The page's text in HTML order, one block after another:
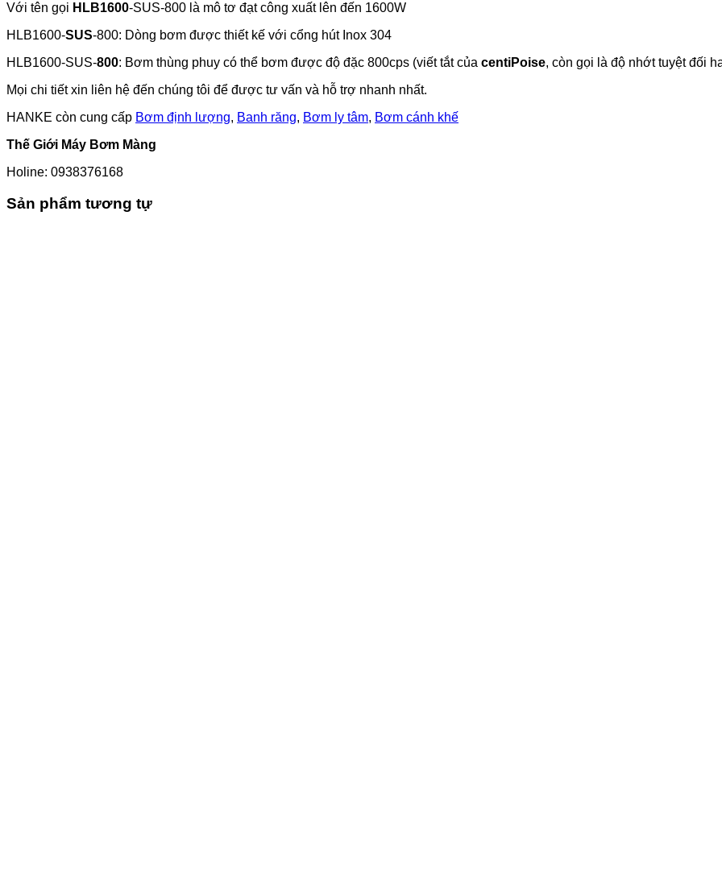
Với tên gọi HLB1600-SUS-800 là mô tơ đạt công xuất lên đến 1600W
HLB1600-SUS-800: Dòng bơm được thiết kế với cổng hút Inox 304
HLB1600-SUS-800: Bơm thùng phuy có thể bơm được độ đặc 800cps (viết tắt của centiPoise, còn gọi là độ nhớt tuyệt đối
Mọi chi tiết xin liên hệ đến chúng tôi để được tư vấn và hỗ trợ nhanh nhất.
HANKE còn cung cấp Bơm định lượng, Banh răng, Bơm ly tâm, Bơm cánh khế
Thế Giới Máy Bơm Màng
Holine: 0938376168
Sản phẩm tương tự